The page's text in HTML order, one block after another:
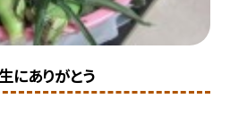
にありがとう